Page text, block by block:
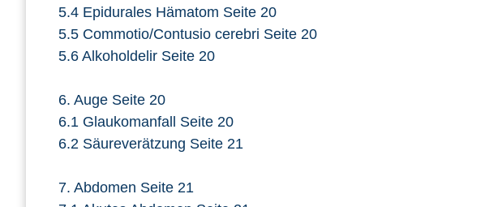
5.4 Epidurales Hämatom Seite 20
5.5 Commotio/Contusio cerebri Seite 20
5.6 Alkoholdelir Seite 20
6. Auge Seite 20
6.1 Glaukomanfall Seite 20
6.2 Säureverätzung Seite 21
7. Abdomen Seite 21